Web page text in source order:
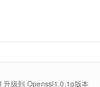
升级到 Openssl1.0.1g版本